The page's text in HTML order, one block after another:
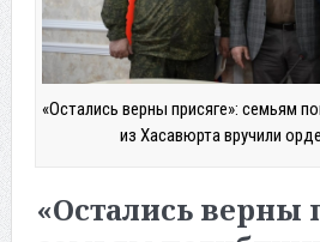
«Остались верны присяге»: семьям
из Хасавюрта вручили
«Остались верны